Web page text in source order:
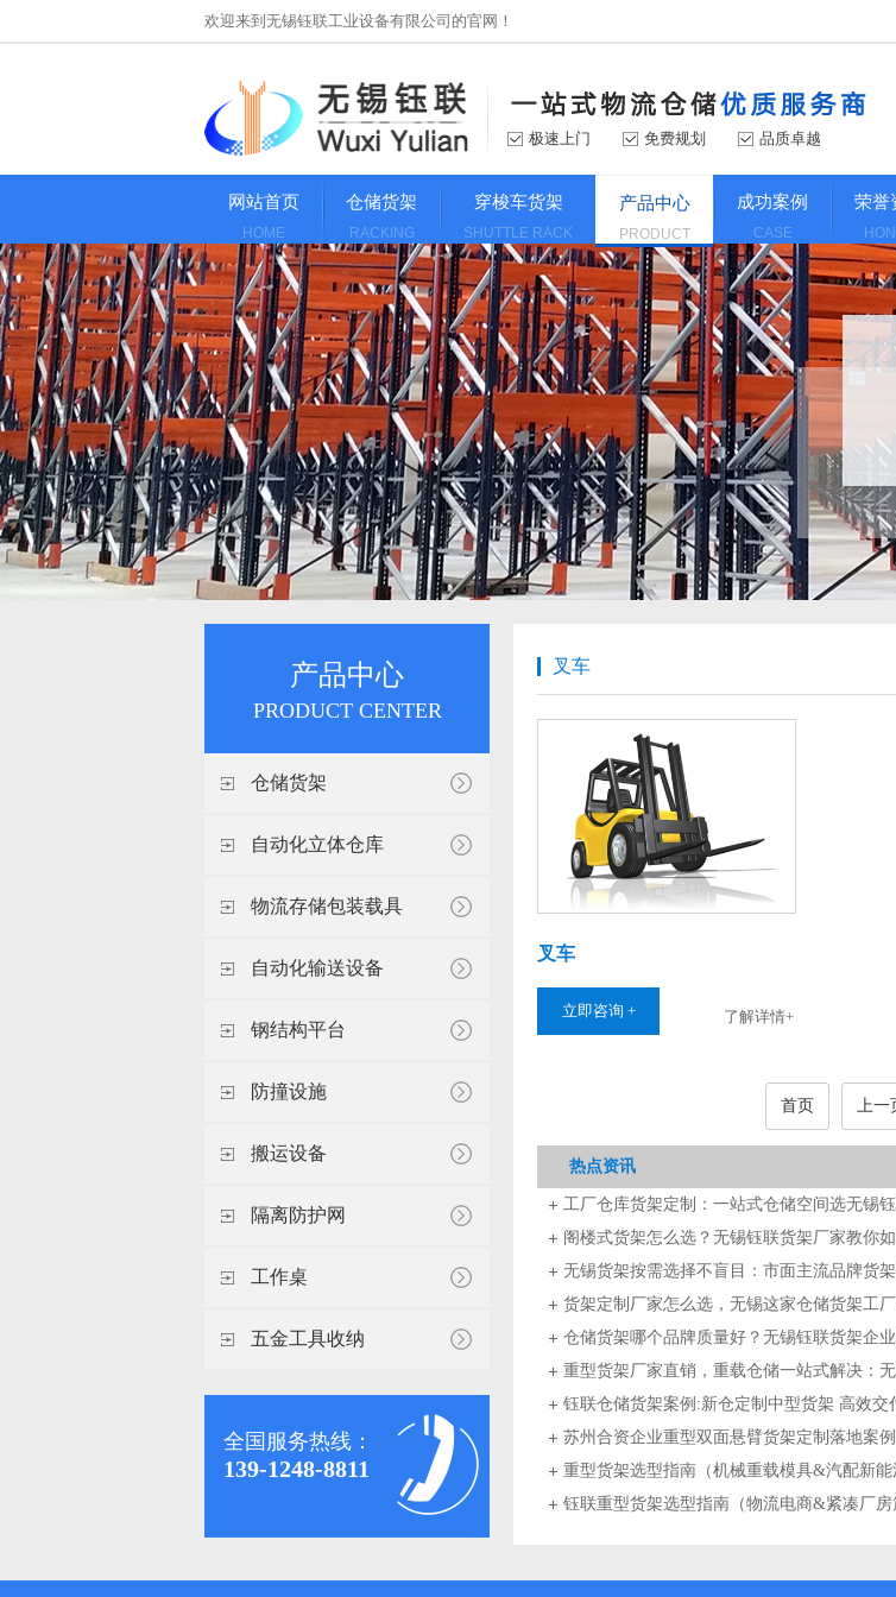
欢迎来到无锡钰联工业设备有限公司的官网！
极速上门 免费规划 品质卓越
网站首页
HOME
仓储货架
RACKING
穿梭车货架
SHUTTLE RACK
产品中心
PRODUCT
成功案例
CASE
荣誉
产品中心
PRODUCT CENTER
仓储货架
自动化立体仓库
物流存储包装载具
自动化输送设备
钢结构平台
防撞设施
搬运设备
隔离防护网
工作桌
五金工具收纳
全国服务热线：
139-1248-8811
叉车
叉车
立即咨询 + 了解详情+
首页 上一
热点资讯
工厂仓库货架定制：一站式仓储空间选无锡
阁楼式货架怎么选？无锡钰联货架厂家教你
无锡货架按需选择不盲目：市面主流品牌货
货架定制厂家怎么选，无锡这家仓储货架工厂
仓储货架哪个品牌质量好？无锡钰联货架企
重型货架厂家直销，重载仓储一站式解决：
钰联仓储货架案例:新仓定制中型货架 高效交
苏州合资企业重型双面悬臂货架定制落地案例
重型货架选型指南（机械重载模具&汽配新能
钰联重型货架选型指南（物流电商&紧凑厂房